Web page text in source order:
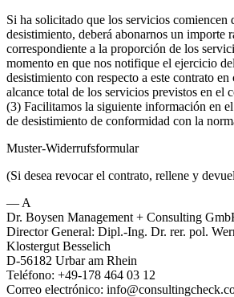
Si ha solicitado que los servicios comiencen
desistimiento, deberá abonarnos un importe
correspondiente a la proporción de los
momento en que nos notifique el ejercicio
desistimiento con respecto a este contrato
alcance total de los servicios previstos en el
(3) Facilitamos la siguiente información en
de desistimiento de conformidad con la
Muster-Widerrufsformular
(Si desea revocar el contrato, rellene y
— A
Dr. Boysen Management + Consulting
Director General: Dipl.-Ing. Dr. rer. pol.
Klostergut Besselich
D-56182 Urbar am Rhein
Teléfono: +49-178 464 03 12
Correo electrónico: